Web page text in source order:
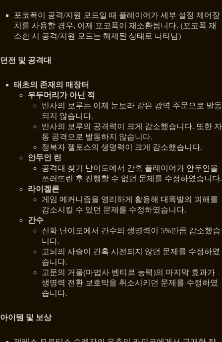
포코폭이 공격/지원 모드일 때 플레이어가 세부 설정 제어장
치를 사용할 경우, 이제 포코폭이 재소환됩니다. (포코폭 재
소환 시 공격/지원 모드는 해제된 상태로 나타남)
던전 및 공격대
태초의 존재의 매장터
우두머리가 아닌 적
반사의 보루는 이제 눈보라 같은 광역 주문으로 발동
되지 않습니다.
반사의 보루의 공격력이 크게 감소했습니다. 또한 자
동 공격으로 발동하지 않습니다.
정복자 젤토스의 생명력이 크게 감소했습니다.
안두인 린
공격대 찾기 난이도에서 간혹 플레이어가 안두인을
쓰러뜨린 후 진행할 수 없던 문제를 수정하였습니다.
라이겔론
게임 메커니즘을 영리하게 활용해 대폭발의 피해를
감소시킬 수 있던 문제를 수정하였습니다.
간수
신화 난이도에서 간수의 생명력이 5%만큼 감소했습
니다.
고뇌의 사슬이 간혹 시전되지 않던 문제를 수정하였
습니다.
고문의 거울(마법사 벤티르 능력)의 마지막 효과가
생명력 전환 보호막을 취소시키던 문제를 수정하였
습니다.
아이템 및 보상